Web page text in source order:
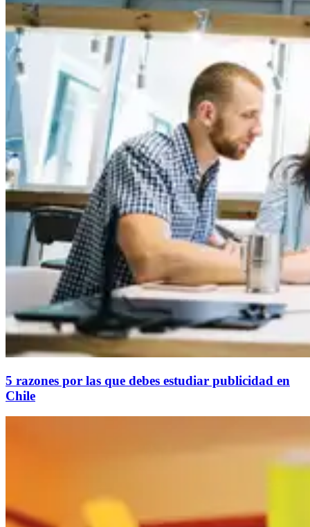
5 razones por las que debes estudiar publicidad en
Chile